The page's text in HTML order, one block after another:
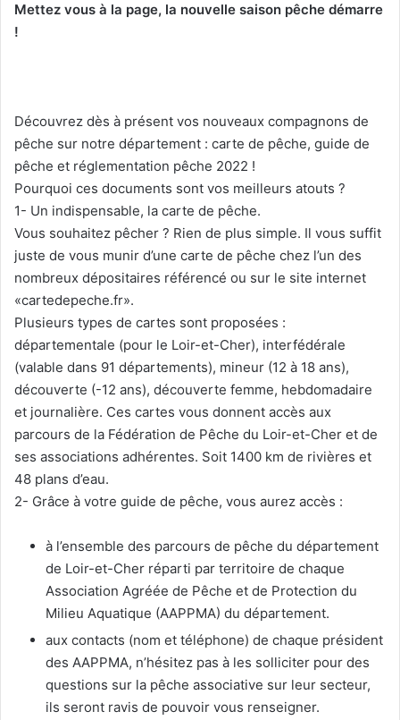
Mettez vous à la page, la nouvelle saison pêche démarre
!
Découvrez dès à présent vos nouveaux compagnons de
pêche sur notre département : carte de pêche, guide de
pêche et réglementation pêche 2022 !
Pourquoi ces documents sont vos meilleurs atouts ?
1- Un indispensable, la carte de pêche.
Vous souhaitez pêcher ? Rien de plus simple. Il vous suffit
juste de vous munir d’une carte de pêche chez l’un des
nombreux dépositaires référencé ou sur le site internet
«cartedepeche.fr».
Plusieurs types de cartes sont proposées :
départementale (pour le Loir-et-Cher), interfédérale
(valable dans 91 départements), mineur (12 à 18 ans),
découverte (-12 ans), découverte femme, hebdomadaire
et journalière. Ces cartes vous donnent accès aux
parcours de la Fédération de Pêche du Loir-et-Cher et de
ses associations adhérentes. Soit 1400 km de rivières et
48 plans d’eau.
2- Grâce à votre guide de pêche, vous aurez accès :
à l’ensemble des parcours de pêche du département
de Loir-et-Cher réparti par territoire de chaque
Association Agréée de Pêche et de Protection du
Milieu Aquatique (AAPPMA) du département.
aux contacts (nom et téléphone) de chaque président
des AAPPMA, n’hésitez pas à les solliciter pour des
questions sur la pêche associative sur leur secteur,
ils seront ravis de pouvoir vous renseigner.